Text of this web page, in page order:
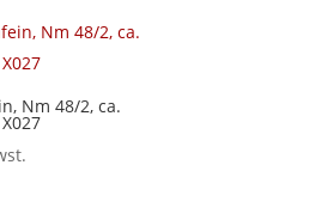
Nm 48/2, ca.